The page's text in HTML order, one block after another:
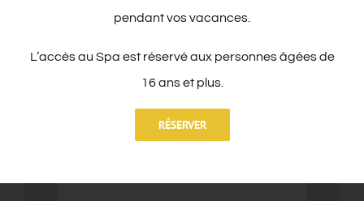
SAVOIR PLUS
pendant vos vacances.
L’accès au Spa est réservé aux personnes âgées de
16 ans et plus.
RÉSERVER